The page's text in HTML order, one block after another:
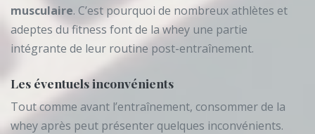
musculaire. C’est pourquoi de nombreux athlètes et
adeptes du fitness font de la whey une partie
intégrante de leur routine post-entraînement.
Les éventuels inconvénients
Tout comme avant l’entraînement, consommer de la
whey après peut présenter quelques inconvénients.